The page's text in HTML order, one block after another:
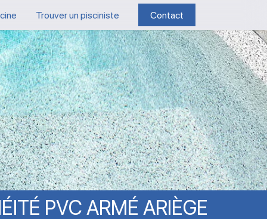
Trouver un pisciniste Contact
PVC ARMÉ ARIÈGE